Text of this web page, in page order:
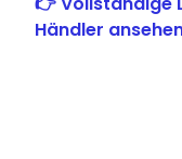
Händler